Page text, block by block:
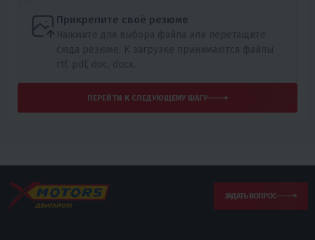
Прикрепите своё резюме
ПЕРЕЙТИ К СЛЕДУЮЩЕМУ ШАГУ
ЗАДАТЬ ВОПРОС